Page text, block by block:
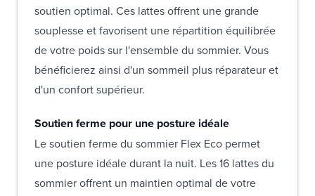
soutien optimal. Ces lattes offrent une grande
souplesse et favorisent une répartition équilibrée
de votre poids sur l'ensemble du sommier. Vous
bénéficierez ainsi d'un sommeil plus réparateur et
d'un confort supérieur.
Soutien ferme pour une posture idéale
Le soutien ferme du sommier Flex Eco permet
une posture idéale durant la nuit. Les 16 lattes du
sommier offrent un maintien optimal de votre